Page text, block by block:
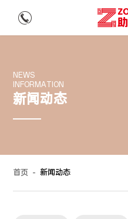
NEWS
INFORMATION
新闻动态
首页 - 新闻动态